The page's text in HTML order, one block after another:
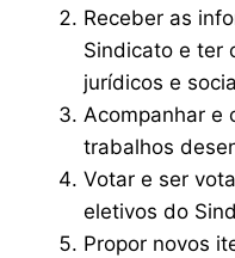
Receber as
Sindicato e ter
jurídicos e
Acompanhar e
trabalhos
Votar e ser
eletivos do
Propor novos